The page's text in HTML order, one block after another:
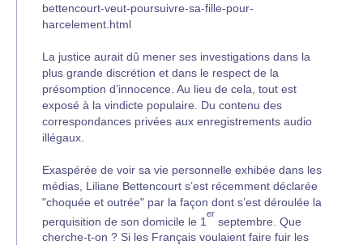
bettencourt-veut-poursuivre-sa-fille-pour-
harcelement.html
La justice aurait dû mener ses investigations dans la
plus grande discrétion et dans le respect de la
présomption d’innocence. Au lieu de cela, tout est
exposé à la vindicte populaire. Du contenu des
correspondances privées aux enregistrements audio
illégaux.
Exaspérée de voir sa vie personnelle exhibée dans les
médias, Liliane Bettencourt s’est récemment déclarée
"choquée et outrée" par la façon dont s’est déroulée la
perquisition de son domicile le 1
er
septembre. Que
cherche-t-on ? Si les Français voulaient faire fuir les